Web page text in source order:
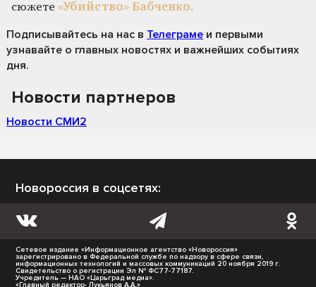
сюжете «Убийство» Бабченко.
Подписывайтесь на нас в Телеграме и первыми
узнавайте о главных новостях и важнейших событиях
дня.
Новости партнеров
Новости СМИ2
Новороссия в соцсетях:
Сетевое издание «Информационное агентство «Новороссия»
зарегистрировано в Федеральной службе по надзору в сфере связи,
информационных технологий и массовых коммуникаций 20 ноября 2019 г.
Свидетельство о регистрации Эл № ФС77-77187.
Учредитель — НАО «Царьград медиа».
«Главный редактор- Лукьянов А.А.»